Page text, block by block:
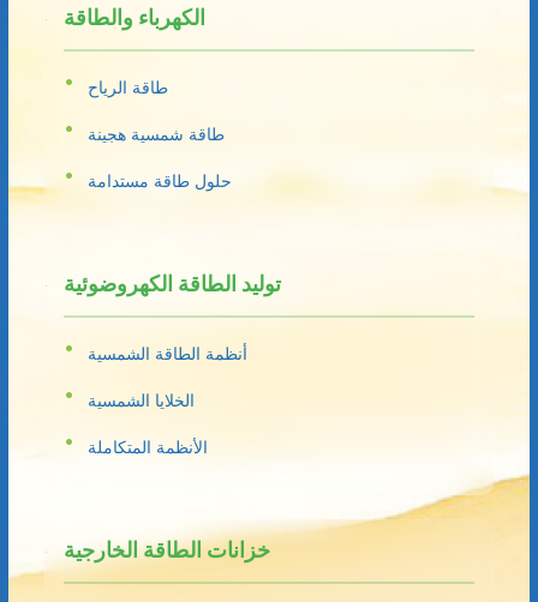
الكهرباء والطاقة
طاقة الرياح
طاقة شمسية هجينة
حلول طاقة مستدامة
توليد الطاقة الكهروضوئية
أنظمة الطاقة الشمسية
الخلايا الشمسية
الأنظمة المتكاملة
خزانات الطاقة الخارجية